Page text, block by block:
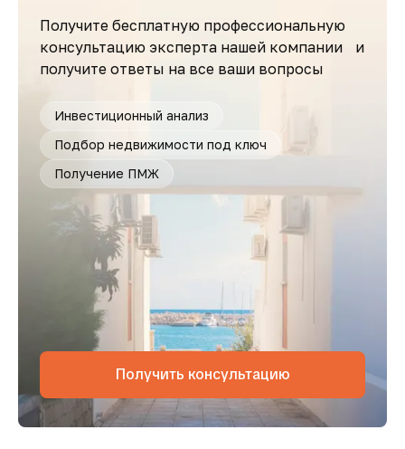
Получите бесплатную профессиональную
консультацию эксперта нашей компании и
получите ответы на все ваши вопросы
Инвестиционный анализ
Подбор недвижимости под ключ
Получение ПМЖ
Получить консультацию